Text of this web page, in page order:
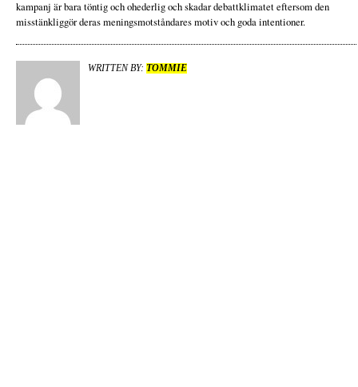
kampanj är bara töntig och ohederlig och skadar debattklimatet eftersom den
misstänkliggör deras meningsmotståndares motiv och goda intentioner.
WRITTEN BY: TOMMIE